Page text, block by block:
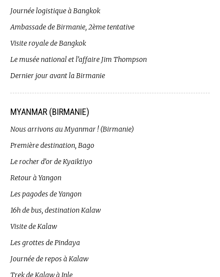
Journée logistique à Bangkok
Ambassade de Birmanie, 2ème tentative
Visite royale de Bangkok
Le musée national et l’affaire Jim Thompson
Dernier jour avant la Birmanie
MYANMAR (BIRMANIE)
Nous arrivons au Myanmar ! (Birmanie)
Première destination, Bago
Le rocher d’or de Kyaiktiyo
Retour à Yangon
Les pagodes de Yangon
16h de bus, destination Kalaw
Visite de Kalaw
Les grottes de Pindaya
Journée de repos à Kalaw